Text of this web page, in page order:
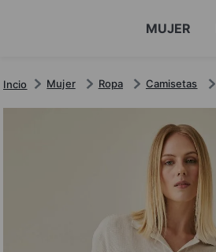
MUJER
Mujer Ropa Camisetas